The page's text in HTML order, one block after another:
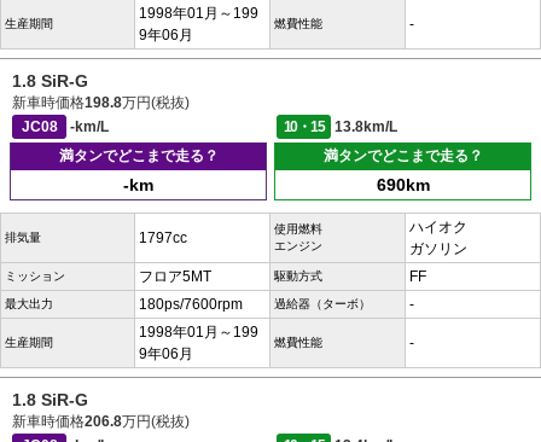
生産期間
1998年01月～199
9年06月
燃費性能 -
1.8 SiR-G
新車時価格198.8万円(税抜)
JC08
-km/L 10・15
13.8km/L
満タンでどこまで走る？
-km
満タンでどこまで走る？
690km
排気量 1797cc
使用燃料
エンジン
ハイオク
ガソリン
ミッション フロア5MT 駆動方式 FF
最大出力 180ps/7600rpm 過給器（ターボ） -
生産期間
1998年01月～199
9年06月
燃費性能 -
1.8 SiR-G
新車時価格206.8万円(税抜)